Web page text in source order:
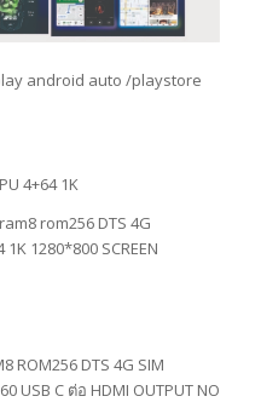
android auto /playstore
4+64 1K
rom256 DTS 4G
1280*800 SCREEN
ROM256 DTS 4G SIM
USB C ต่อ HDMI OUTPUT NO